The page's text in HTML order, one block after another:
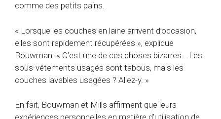
comme des petits pains.
« Lorsque les couches en laine arrivent d’occasion,
elles sont rapidement récupérées », explique
Bouwman. « C’est une de ces choses bizarres… Les
sous-vêtements usagés sont tabous, mais les
couches lavables usagées ? Allez-y. »
En fait, Bouwman et Mills affirment que leurs